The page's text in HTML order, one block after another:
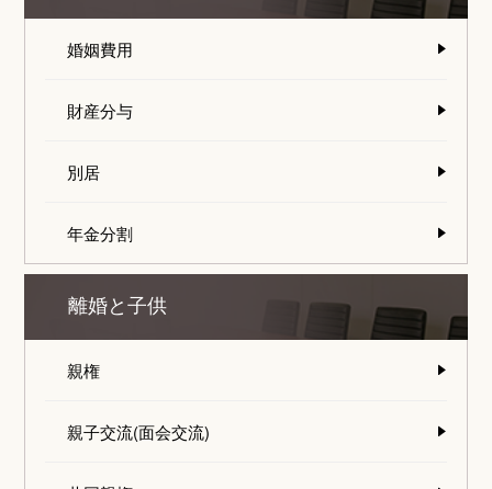
婚姻費用
財産分与
別居
年金分割
離婚と子供
親権
親子交流(面会交流)